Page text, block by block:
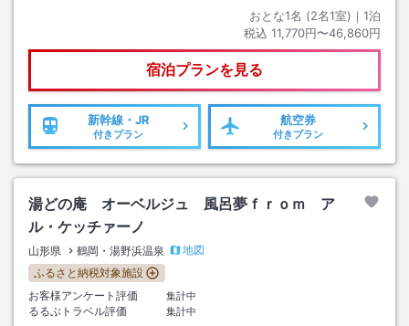
おとな1名 (2名1室)｜ 1泊
税込 11,770円〜46,860円
宿泊プランを見る
新幹線・JR
付きプラン
航空券
付きプラン
湯どの庵 オーベルジュ 風呂夢ｆｒｏｍ ア
ル・ケッチァーノ
山形県 鶴岡・湯野浜温泉
地図
ふるさと納税対象施設
お客様アンケート評価
集計中
るるぶトラベル評価 集計中